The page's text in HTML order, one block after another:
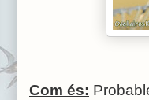
Com és: